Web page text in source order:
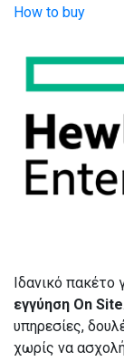
How to buy
Ιδανικό πακέτο
εγγύηση On Site
υπηρεσίες,
χωρίς να